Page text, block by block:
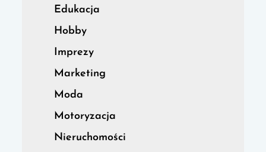
Edukacja
Hobby
Imprezy
Marketing
Moda
Motoryzacja
Nieruchomości